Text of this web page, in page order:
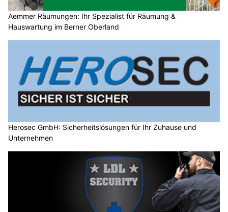
Aemmer Räumungen: Ihr Spezialist für Räumung &
Hauswartung im Berner Oberland
Herosec GmbH: Sicherheitslösungen für Ihr Zuhause und
Unternehmen